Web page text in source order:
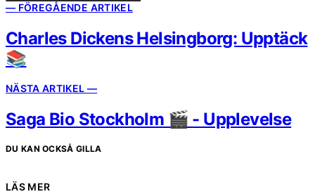
— FÖREGÅENDE ARTIKEL
Charles Dickens Helsingborg: Upptäck
📚
NÄSTA ARTIKEL —
Saga Bio Stockholm 🎬 - Upplevelse
DU KAN OCKSÅ GILLA
LÄS MER